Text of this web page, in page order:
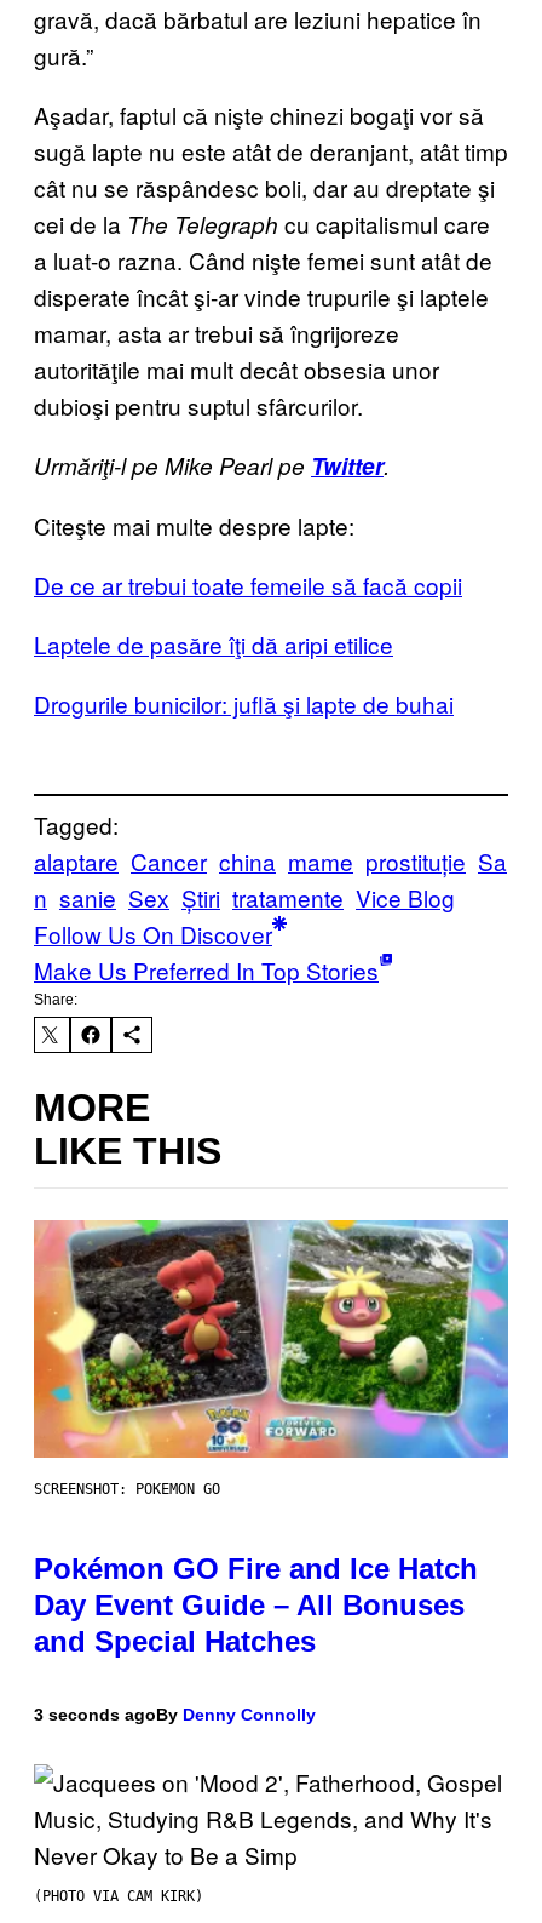
gravă, dacă bărbatul are leziuni hepatice în
gură.”
Aşadar, faptul că nişte chinezi bogaţi vor să
sugă lapte nu este atât de deranjant, atât timp
cât nu se răspândesc boli, dar au dreptate şi
cei de la The Telegraph cu capitalismul care
a luat-o razna. Când nişte femei sunt atât de
disperate încât şi-ar vinde trupurile şi laptele
mamar, asta ar trebui să îngrijoreze
autorităţile mai mult decât obsesia unor
dubioşi pentru suptul sfârcurilor.
Urmăriţi-l pe Mike Pearl pe Twitter.
Citeşte mai multe despre lapte:
De ce ar trebui toate femeile să facă copii
Laptele de pasăre îţi dă aripi etilice
Drogurile bunicilor: juflă şi lapte de buhai
Tagged:
alaptare Cancer china mame prostituție Sa
n sanie Sex Știri tratamente Vice Blog
Follow Us On Discover
Make Us Preferred In Top Stories
Share:
MORE
LIKE THIS
SCREENSHOT: POKEMON GO
Pokémon GO Fire and Ice Hatch
Day Event Guide – All Bonuses
and Special Hatches
3 seconds agoBy Denny Connolly
(PHOTO VIA CAM KIRK)